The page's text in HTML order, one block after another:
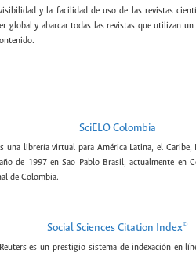
y la facilidad de uso de las revistas
global y abarcar todas las revistas que utilizan
SciELO Colombia
una librería virtual para América Latina, el Caribe,
de 1997 en Sao Pablo Brasil, actualmente en
de Colombia.
Social Sciences Citation Index©
es un prestigio sistema de indexación en